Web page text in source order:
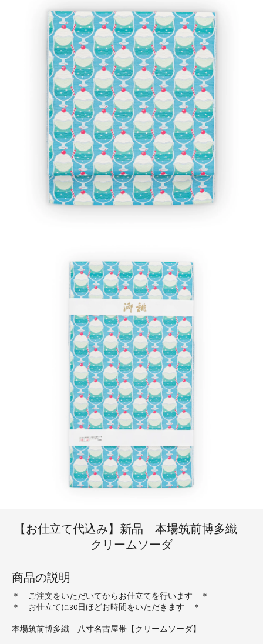
【お仕立て代込み】新品 本場筑前博多織
クリームソーダ
商品の説明
＊ ご注文をいただいてからお仕立てを行います ＊
＊ お仕立てに30日ほどお時間をいただきます ＊
本場筑前博多織 八寸名古屋帯【クリームソーダ】